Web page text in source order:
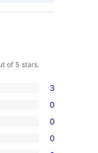
of 5 stars.
3
0
0
0